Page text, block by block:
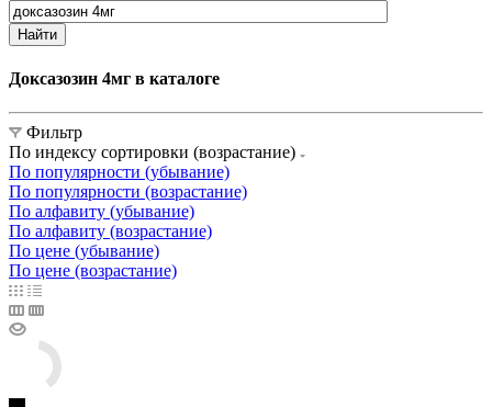
Найти
Доксазозин 4мг в каталоге
Фильтр
По индексу сортировки (возрастание)
По популярности (убывание)
По популярности (возрастание)
По алфавиту (убывание)
По алфавиту (возрастание)
По цене (убывание)
По цене (возрастание)